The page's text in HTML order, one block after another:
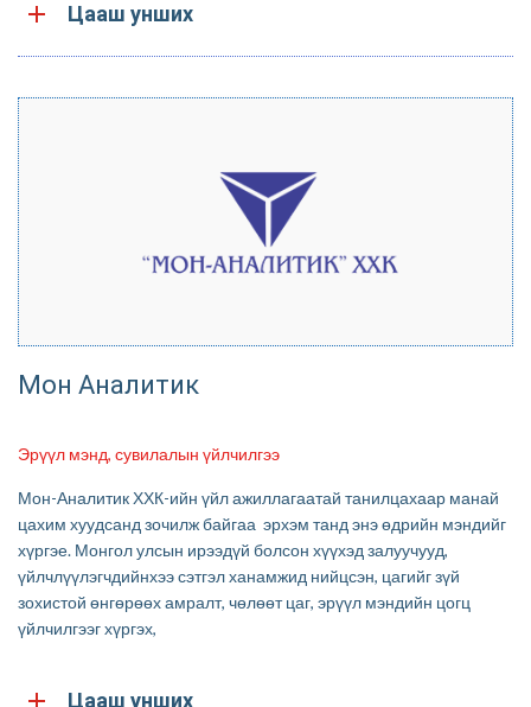
Цааш унших
Мон Аналитик
Эрүүл мэнд, сувилалын үйлчилгээ
Мон-Аналитик ХХК-ийн үйл ажиллагаатай танилцахаар манай
цахим хуудсанд зочилж байгаа эрхэм танд энэ өдрийн мэндийг
хүргэе. Монгол улсын ирээдүй болсон хүүхэд залуучууд,
үйлчлүүлэгчдийнхээ сэтгэл ханамжид нийцсэн, цагийг зүй
зохистой өнгөрөөх амралт, чөлөөт цаг, эрүүл мэндийн цогц
үйлчилгээг хүргэх,
Цааш унших